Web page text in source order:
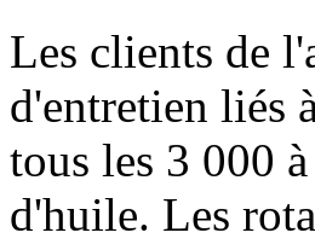
Les clients de
d'entretien liés
tous les 3 000
d'huile. Les